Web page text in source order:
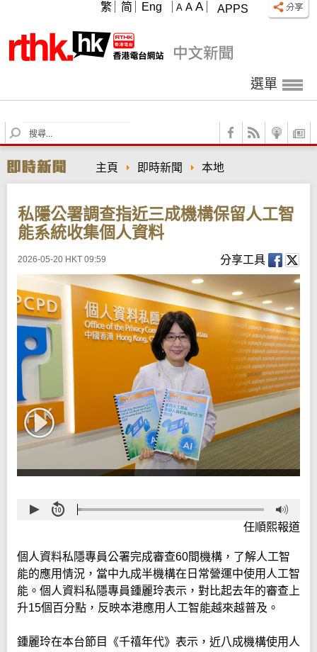
APPS
A A A
繁 简 Eng
選單
S
e
r
c
主頁 即時新聞 本地
私隱公署調查指近三成機構保留人工智
能系統收集個人資料
2026-05-20 HKT 09:59 分享工具
任順熙報道
個人資料私隱專員公署完成審查60間機構，了解人工智
能的應用情況，當中九成半機構在日常營運中使用人工智
能。個人資料私隱專員鍾麗玲表示，對比起去年的審查上
升15個百分點，反映本港應用人工智能越來越普及。
鍾麗玲在本台節目《千禧年代》表示，近八成機構使用人